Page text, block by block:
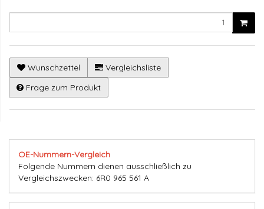
Wunschzettel
Vergleichsliste
Frage zum Produkt
OE-Nummern-Vergleich
Folgende Nummern dienen ausschließlich zu
Vergleichszwecken: 6R0 965 561 A